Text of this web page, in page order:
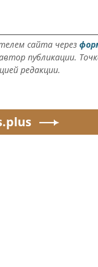
сайта через
публикации.
редакции.